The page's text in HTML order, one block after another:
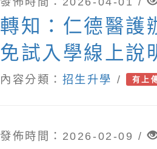
轉知：仁德醫護
免試入學線上說
內容分類： 招生升學 / 有上
發佈時間：2026-02-09 /